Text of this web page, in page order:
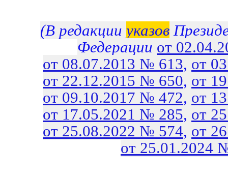
(В редакции указов
Федерации от
от 08.07.2013 № 613, от
от 22.12.2015 № 650, от
от 09.10.2017 № 472, от
от 17.05.2021 № 285, от
от 25.08.2022 № 574, от
от 25.01.2024